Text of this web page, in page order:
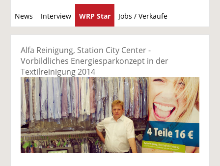
News Interview WRP Star Jobs / Verkäufe
u
c
Alfa Reinigung, Station City Center -
Vorbildliches Energiesparkonzept in der
Textilreinigung 2014